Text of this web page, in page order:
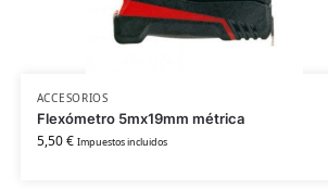
ACCESORIOS
Flexómetro 5mx19mm métrica
5,50€ Impuestos incluidos